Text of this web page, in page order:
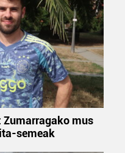
Zumarragako mus
semeak